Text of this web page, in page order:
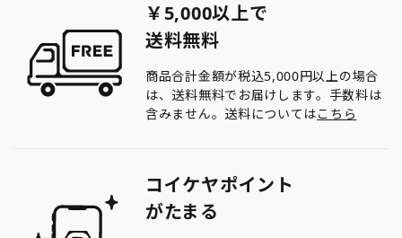
￥5,000以上で
送料無料
商品合計金額が税込5,000円以上の場合
は、送料無料でお届けします。手数料は
含みません。送料についてはこちら
コイケヤポイント
がたまる